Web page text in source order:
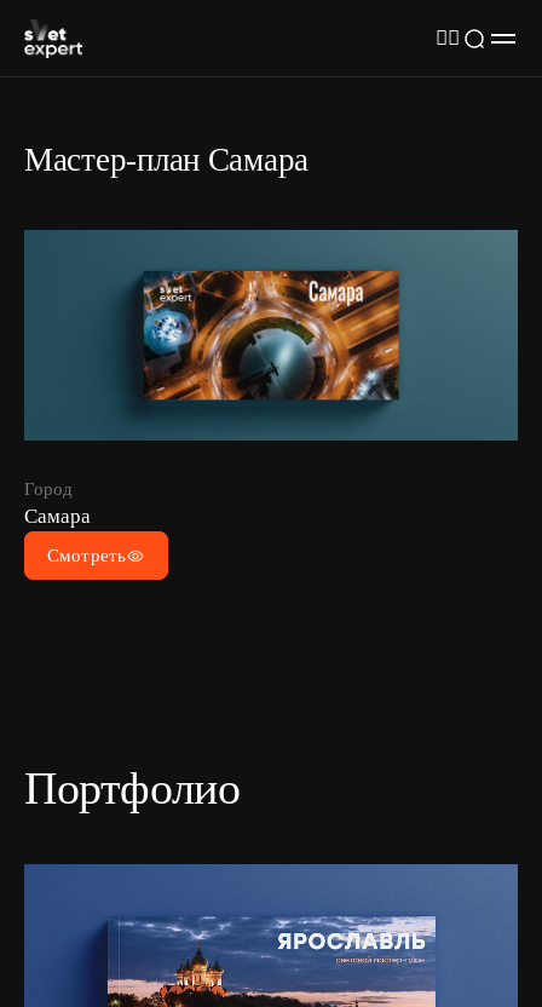
Мастер-план Самара
Город
Самара
Смотреть
Портфолио